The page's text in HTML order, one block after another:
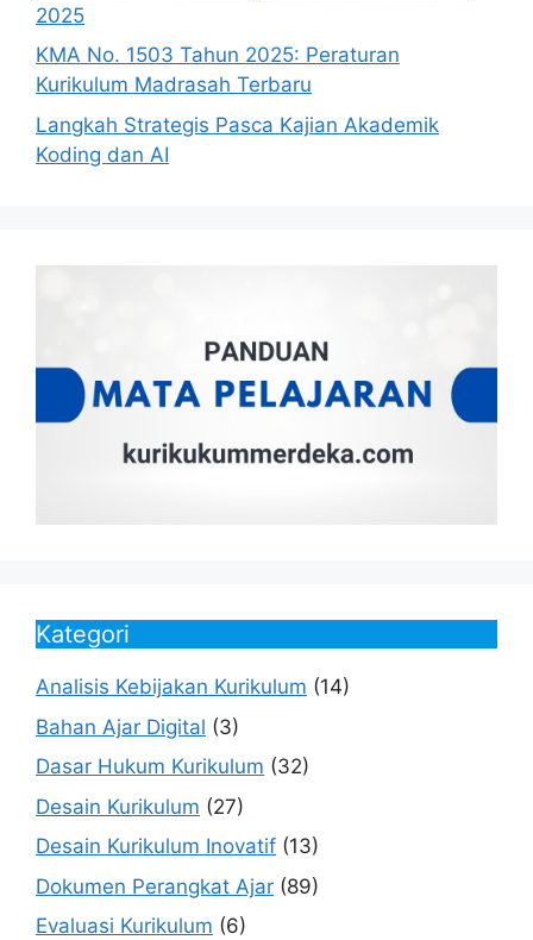
2025
KMA No. 1503 Tahun 2025: Peraturan
Kurikulum Madrasah Terbaru
Langkah Strategis Pasca Kajian Akademik
Koding dan AI
Kategori
Analisis Kebijakan Kurikulum (14)
Bahan Ajar Digital (3)
Dasar Hukum Kurikulum (32)
Desain Kurikulum (27)
Desain Kurikulum Inovatif (13)
Dokumen Perangkat Ajar (89)
Evaluasi Kurikulum (6)